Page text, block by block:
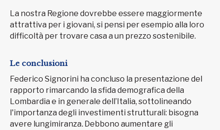
La nostra Regione dovrebbe essere maggiormente
attrattiva per i giovani, si pensi per esempio alla loro
difficoltà per trovare casa a un prezzo sostenibile.
Le conclusioni
Federico Signorini ha concluso la presentazione del
rapporto rimarcando la sfida demografica della
Lombardia e in generale dell’Italia, sottolineando
l'importanza degli investimenti strutturali: bisogna
avere lungimiranza. Debbono aumentare gli